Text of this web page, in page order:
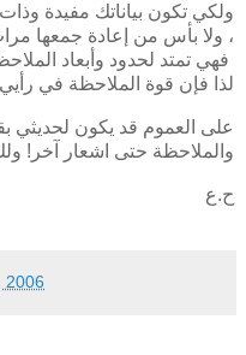
ولكي تكون بياناتك مفيدة
، ولا بأس من إعادة جمعها
فهي تمتد لحدود وأبعاد
لذا فإن قوة الملاحظة في
على العموم قد يكون لحديثي
والملاحظة حتى اشعار آخر!
ح.ع
2006